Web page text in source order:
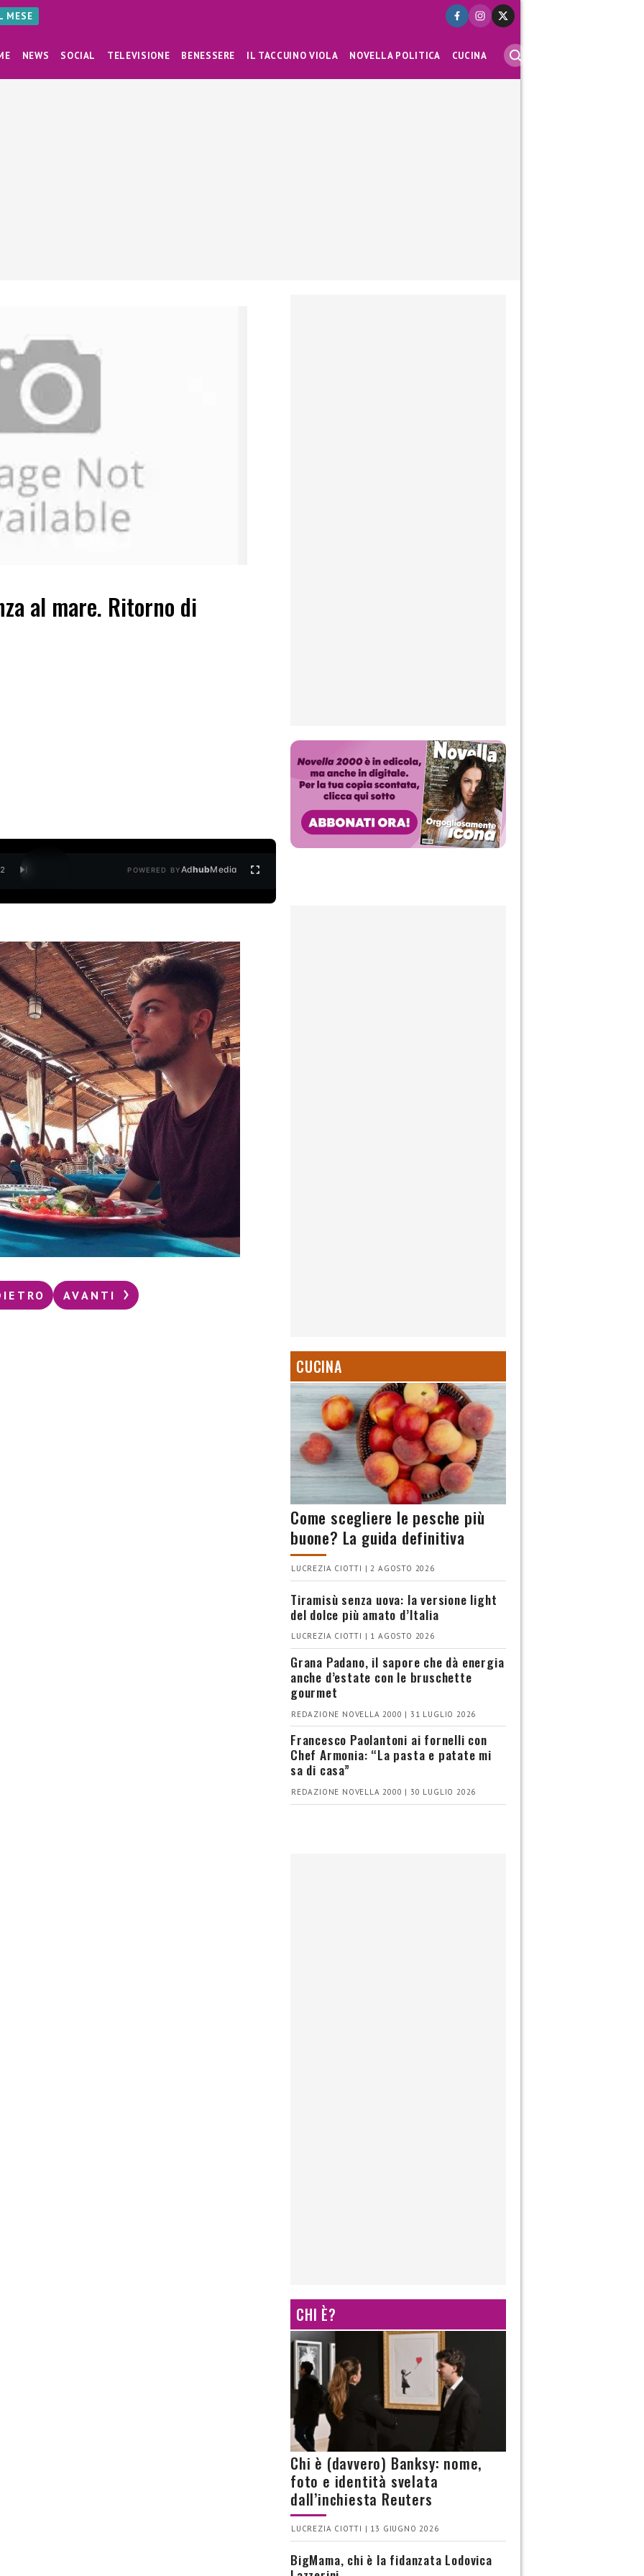
MESE
NEWS SOCIAL TELEVISIONE BENESSERE IL TACCUINO VIOLA NOVELLA POLITICA CUCINA
al mare. Ritorno di
2 POWERED BYAdhubMedia
AVANTI
CUCINA
Come scegliere le pesche più
buone? La guida definitiva
LUCREZIA CIOTTI | 2 AGOSTO 2026
Tiramisù senza uova: la versione light
del dolce più amato d’Italia
LUCREZIA CIOTTI | 1 AGOSTO 2026
Grana Padano, il sapore che dà energia
anche d’estate con le bruschette
gourmet
REDAZIONE NOVELLA 2000 | 31 LUGLIO 2026
Francesco Paolantoni ai fornelli con
Chef Armonia: “La pasta e patate mi
sa di casa”
REDAZIONE NOVELLA 2000 | 30 LUGLIO 2026
CHI È?
Chi è (davvero) Banksy: nome,
foto e identità svelata
dall’inchiesta Reuters
LUCREZIA CIOTTI | 13 GIUGNO 2026
BigMama, chi è la fidanzata Lodovica